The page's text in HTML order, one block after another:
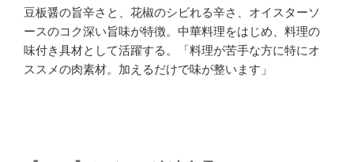
豆板醤の旨辛さと、花椒のシビれる辛さ、オイスターソ
ースのコク深い旨味が特徴。中華料理をはじめ、料理の
味付き具材として活躍する。「料理が苦手な方に特にオ
ススメの肉素材。加えるだけで味が整います」